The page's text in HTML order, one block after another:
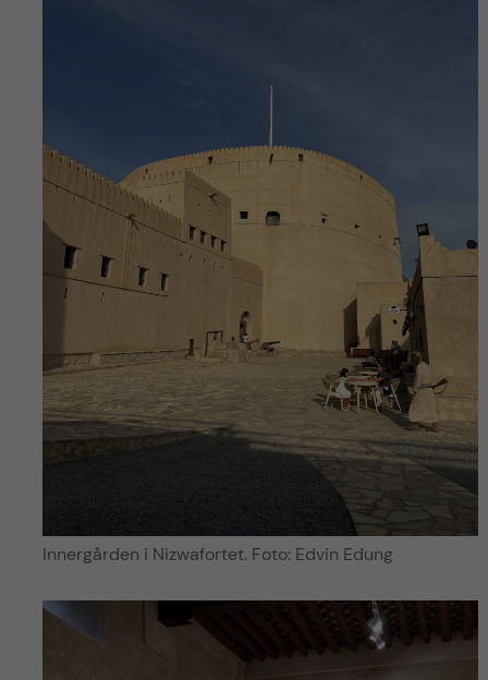
Innergården i Nizwafortet. Foto: Edvin Edung